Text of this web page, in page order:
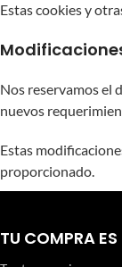
Estas cookies y
Nos reservamos el
nuevos
Estas
proporcionado.
TU COMPRA